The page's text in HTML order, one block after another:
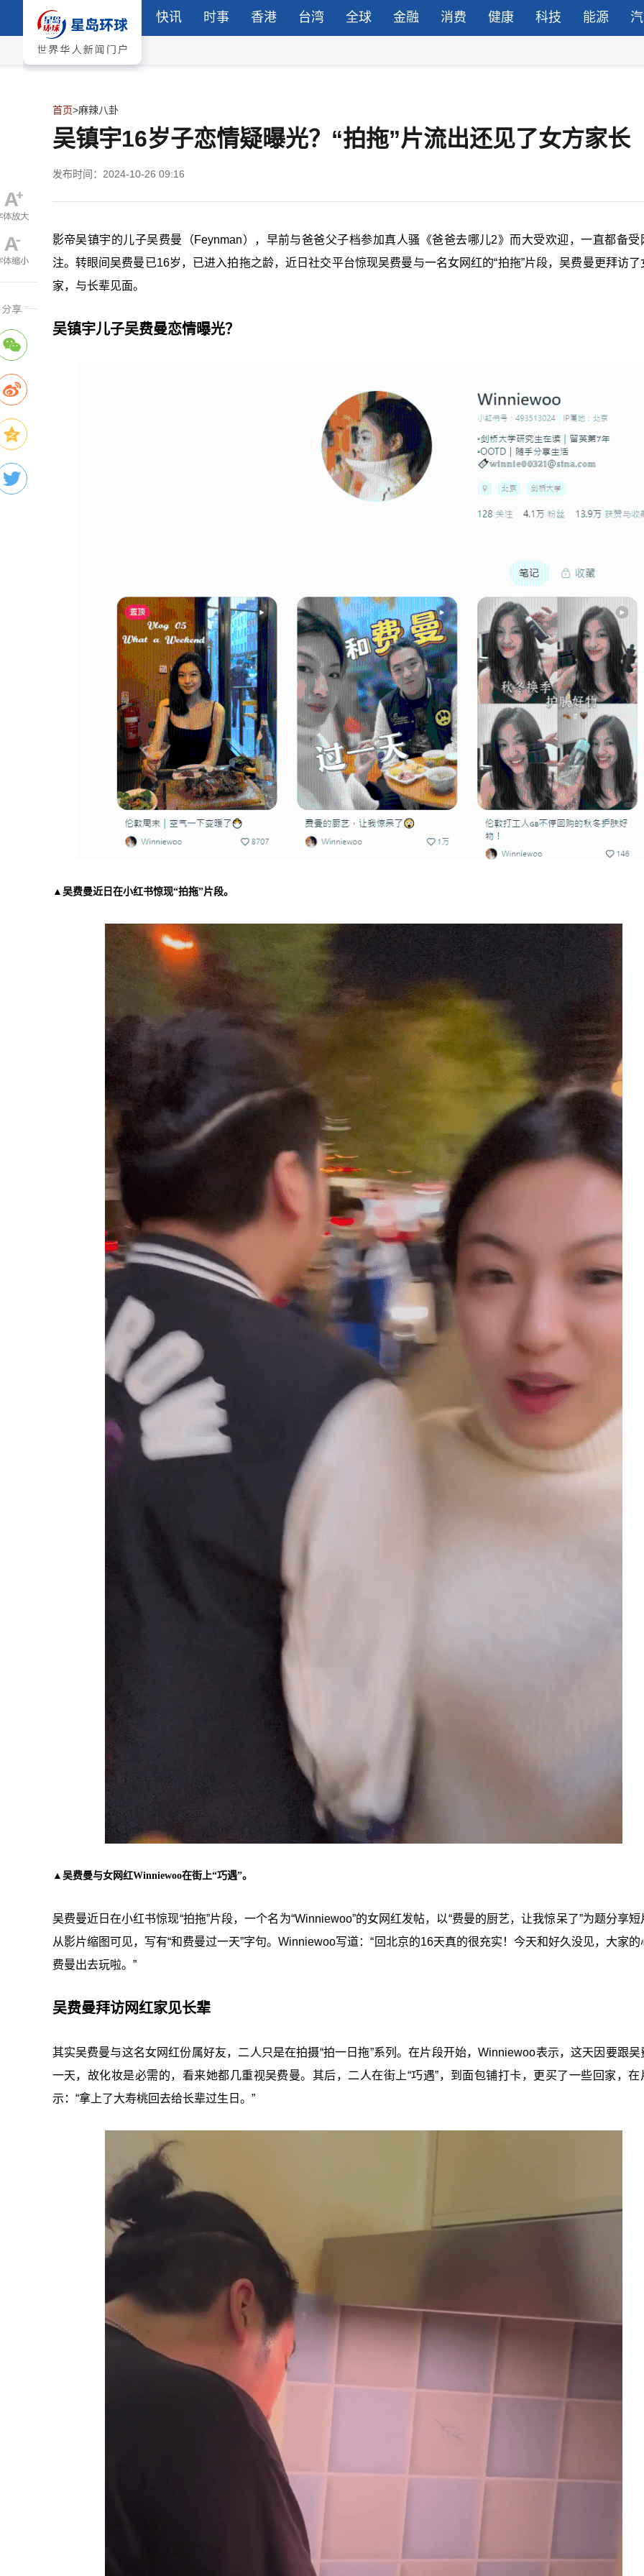
快讯 时事 香港 台湾 全球 金融 消费 健康 科技 能源
首页>麻辣八卦
吴镇宇16岁子恋情疑曝光？“拍拖”片流出还见了女方家长
发布时间：2024-10-26 09:16
影帝吴镇宇的儿子吴费曼（Feynman），早前与爸爸父子档参加真人骚《爸爸去哪儿2》而大受欢迎，一直都备受
注。转眼间吴费曼已16岁，已进入拍拖之龄，近日社交平台惊现吴费曼与一名女网红的“拍拖”片段，吴费曼更拜访了
家，与长辈见面。
吴镇宇儿子吴费曼恋情曝光？
▲吴费曼近日在小红书惊现“拍拖”片段。
▲吴费曼与女网红Winniewoo在街上“巧遇”。
吴费曼近日在小红书惊现“拍拖”片段，一个名为“Winniewoo”的女网红发帖，以“费曼的厨艺，让我惊呆了”为题分享
从影片缩图可见，写有“和费曼过一天”字句。Winniewoo写道：“回北京的16天真的很充实！今天和好久没见，大家的
费曼出去玩啦。”
吴费曼拜访网红家见长辈
其实吴费曼与这名女网红份属好友，二人只是在拍摄“拍一日拖”系列。在片段开始，Winniewoo表示，这天因要跟吴
一天，故化妆是必需的，看来她都几重视吴费曼。其后，二人在街上“巧遇”，到面包铺打卡，更买了一些回家，在
示：“拿上了大寿桃回去给长辈过生日。”